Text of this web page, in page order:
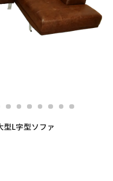
型L字型ソファ